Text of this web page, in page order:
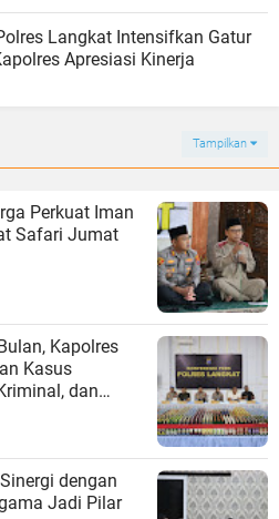
Langkat Intensifkan Gatur
Apresiasi Kinerja
Tampilkan
Perkuat Iman
Safari Jumat
Kapolres
Kasus
dan
Anak.
dengan
Jadi Pilar